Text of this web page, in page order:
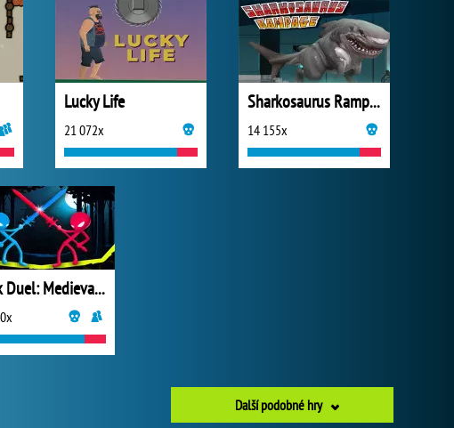
Lucky Life
21 072x
Sharkosaurus Rampage
14 155x
Stick Duel: Medieval War
Další podobné hry